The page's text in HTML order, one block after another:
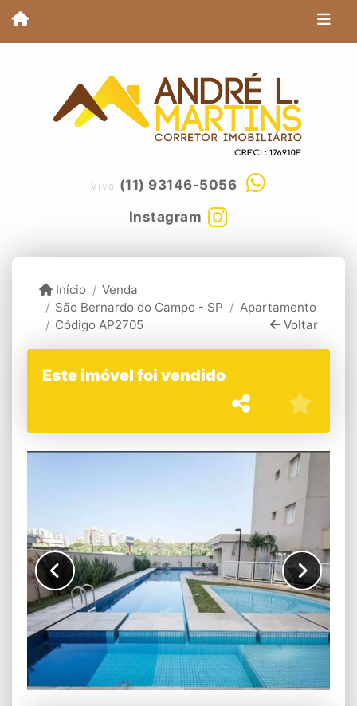
Vivo (11) 93146-5056
Instagram
Início
Venda
São Bernardo do Campo - SP
Apartamento
Código AP2705
Voltar
Este imóvel foi vendido